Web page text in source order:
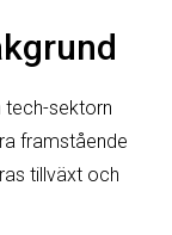
tech-sektorn
framstående
tillväxt och